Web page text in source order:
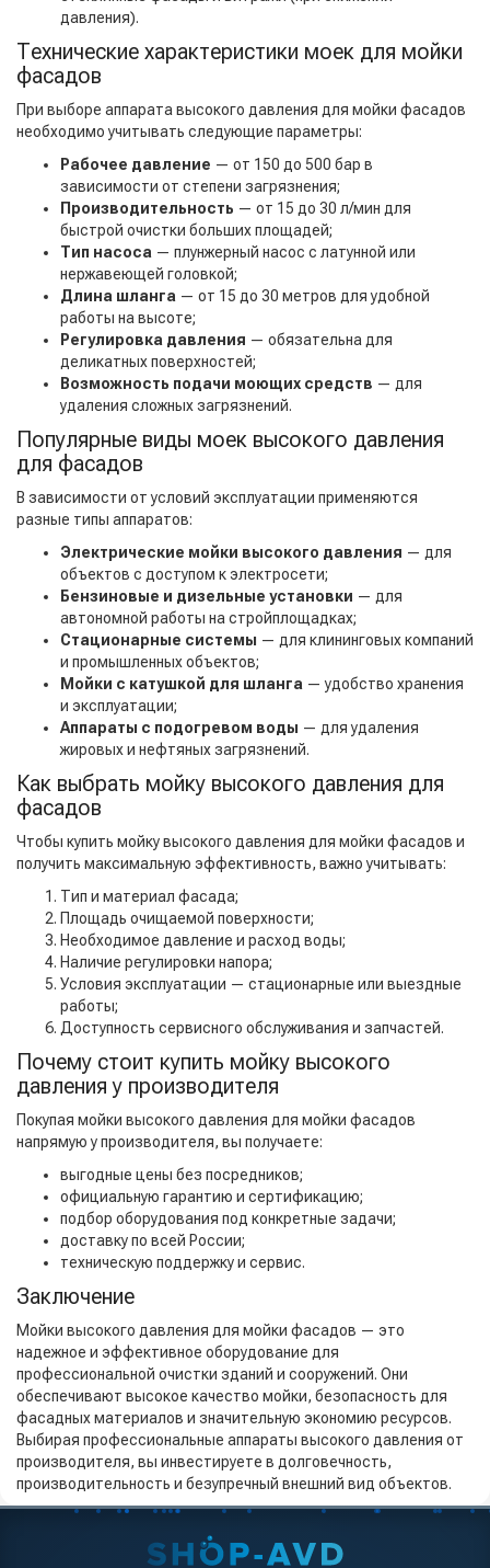
давления).
Технические характеристики моек для мойки
фасадов
При выборе аппарата высокого давления для мойки фасадов
необходимо учитывать следующие параметры:
Рабочее давление — от 150 до 500 бар в
зависимости от степени загрязнения;
Производительность — от 15 до 30 л/мин для
быстрой очистки больших площадей;
Тип насоса — плунжерный насос с латунной или
нержавеющей головкой;
Длина шланга — от 15 до 30 метров для удобной
работы на высоте;
Регулировка давления — обязательна для
деликатных поверхностей;
Возможность подачи моющих средств — для
удаления сложных загрязнений.
Популярные виды моек высокого давления
для фасадов
В зависимости от условий эксплуатации применяются
разные типы аппаратов:
Электрические мойки высокого давления — для
объектов с доступом к электросети;
Бензиновые и дизельные установки — для
автономной работы на стройплощадках;
Стационарные системы — для клининговых компаний
и промышленных объектов;
Мойки с катушкой для шланга — удобство хранения
и эксплуатации;
Аппараты с подогревом воды — для удаления
жировых и нефтяных загрязнений.
Как выбрать мойку высокого давления для
фасадов
Чтобы купить мойку высокого давления для мойки фасадов и
получить максимальную эффективность, важно учитывать:
Тип и материал фасада;
Площадь очищаемой поверхности;
Необходимое давление и расход воды;
Наличие регулировки напора;
Условия эксплуатации — стационарные или выездные
работы;
Доступность сервисного обслуживания и запчастей.
Почему стоит купить мойку высокого
давления у производителя
Покупая мойки высокого давления для мойки фасадов
напрямую у производителя, вы получаете:
выгодные цены без посредников;
официальную гарантию и сертификацию;
подбор оборудования под конкретные задачи;
доставку по всей России;
техническую поддержку и сервис.
Заключение
Мойки высокого давления для мойки фасадов — это
надежное и эффективное оборудование для
профессиональной очистки зданий и сооружений. Они
обеспечивают высокое качество мойки, безопасность для
фасадных материалов и значительную экономию ресурсов.
Выбирая профессиональные аппараты высокого давления от
производителя, вы инвестируете в долговечность,
производительность и безупречный внешний вид объектов.